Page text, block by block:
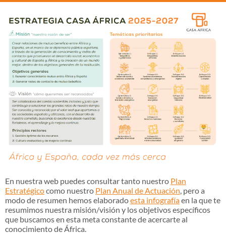
En nuestra web puedes consultar tanto nuestro Plan
Estratégicocomo nuestro Plan Anual de Actuación, pero a
modo de resumen hemos elaboradoesta infografíaen la que te
resumimos nuestra misión/visión y los objetivos específicos
que buscamos en esta meta constante de acercarte al
conocimiento de África.